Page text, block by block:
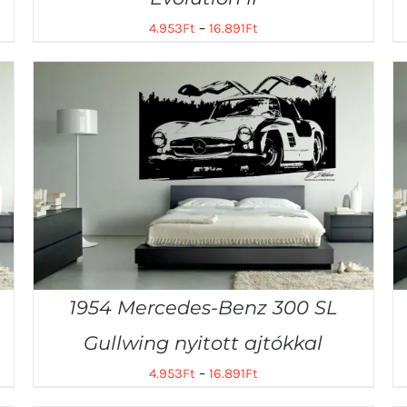
4.953Ft– 16.891Ft
1954 Mercedes-Benz 300 SL
Gullwing nyitott ajtókkal
4.953Ft– 16.891Ft